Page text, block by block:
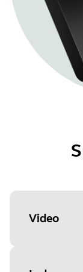
Video